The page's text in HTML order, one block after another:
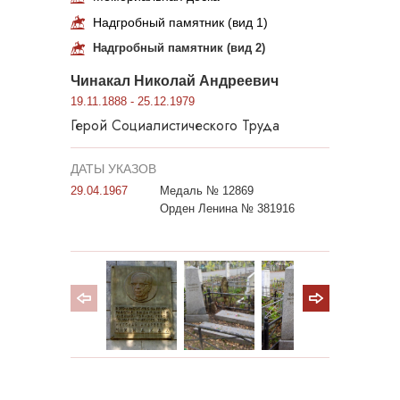
Надгробный памятник (вид 1)
Надгробный памятник (вид 2)
Чинакал Николай Андреевич
19.11.1888 - 25.12.1979
Герой Социалистического Труда
ДАТЫ УКАЗОВ
29.04.1967
Медаль № 12869
Орден Ленина № 381916